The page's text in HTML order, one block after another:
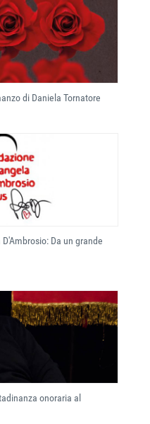
di Daniela Tornatore
Da un grande
onoraria al